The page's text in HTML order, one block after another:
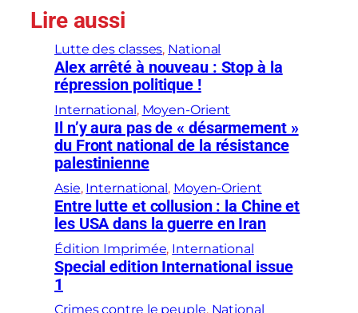
Lire aussi
Lutte des classes, National
Alex arrêté à nouveau : Stop à la
répression politique !
International , Moyen-Orient
Il n’y aura pas de « désarmement »
du Front national de la résistance
palestinienne
Asie, International , Moyen-Orient
Entre lutte et collusion : la Chine et
les USA dans la guerre en Iran
Édition Imprimée, International
Special edition International issue
1
Crimes contre le peuple, National